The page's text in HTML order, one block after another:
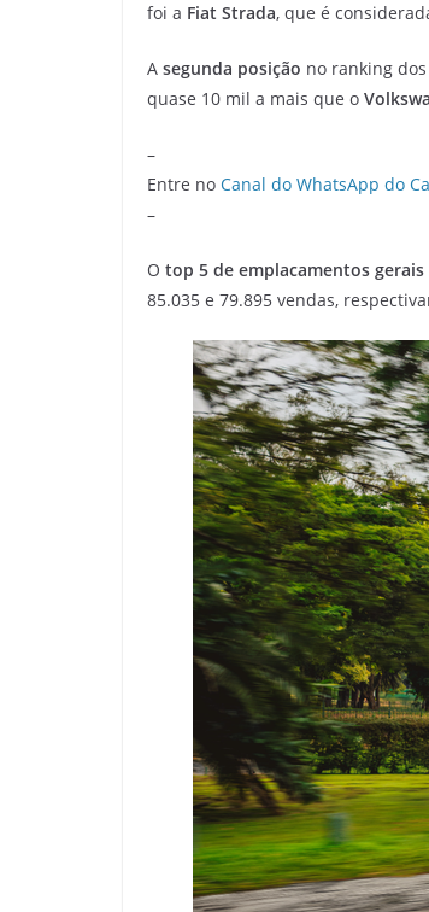
foi a Fiat Strada, que é
A segunda posição no ranking
quase 10 mil a mais que o
–
Entre no Canal do WhatsApp do
–
O top 5 de emplacamentos gerais
85.035 e 79.895 vendas,